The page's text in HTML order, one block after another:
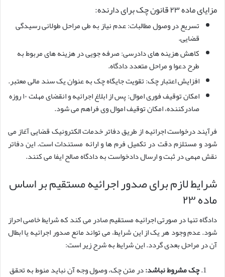
مزایای ماده ۲۳ قانون چک برای دارنده:
تسریع در وصول مطالبات: عدم نیاز به طی مراحل طولانی رسیدگی
قضایی.
کاهش هزینه های دادرسی: صرفه جویی در هزینه های مربوط به
طرح دعوا و مراحل متعدد دادگاه.
افزایش اعتبار چک: تقویت جایگاه چک به عنوان یک سند مالی معتبر.
امکان توقیف فوری اموال: پس از ابلاغ اجرائیه و انقضای مهلت ۱۰ روزه
صادرکننده، امکان توقیف اموال وی فراهم می شود.
فرآیند درخواست اجرائیه از طریق دفاتر خدمات الکترونیک قضایی آغاز می
شود و مستلزم دقت در تکمیل فرم ها و ارائه مستندات است. این دفاتر
نقش مهمی در ثبت و ارسال دادخواست به دادگاه صالح ایفا می کنند.
شرایط لازم برای صدور اجرائیه مستقیم بر اساس
ماده ۲۳
دادگاه تنها در صورتی اجرائیه مستقیم صادر می کند که شرایط خاصی احراز
شود. عدم وجود هر یک از این شرایط، می تواند مانع صدور اجرائیه یا ابطال
آن در مراحل بعدی گردد. این شرایط به شرح زیر است:
چک مشروط نباشد:در متن چک، وصول وجه آن نباید منوط به تحقق